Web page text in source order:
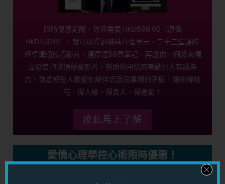
限時優惠期間，你只需要 HKD699.00（原價
HKD11,920），就可以得到總共八個單元，二十三堂課的
超卓溝通技巧影片，連厚達59頁筆記，再送你一個將來獨
立發售的溝通秘密影片，幫助你用情商帶動別人有感染
力，到處都受人歡迎化解伴侶及同事間的矛盾，讓你得桃
花，得人緣，得貴人，得運氣！
按此馬上了解
愛情心理學控心術限時優惠！